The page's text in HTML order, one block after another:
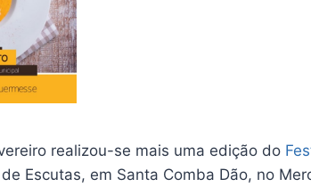
realizou-se mais uma edição do
Escutas, em Santa Comba Dão, no